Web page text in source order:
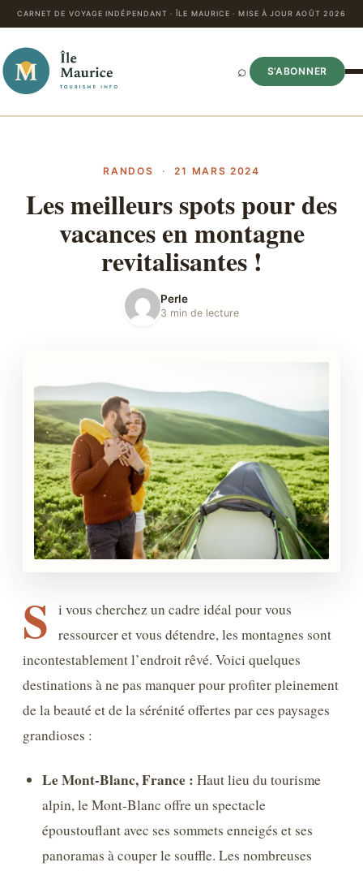
CARNET DE VOYAGE INDÉPENDANT · ÎLE MAURICE · MISE À JOUR AOÛT 2026
⌕ S’ABONNER
RANDOS · 21 MARS 2024
Les meilleurs spots pour des
vacances en montagne
revitalisantes !
Perle
3 min de lecture
S
i vous cherchez un cadre idéal pour vous
ressourcer et vous détendre, les montagnes sont
incontestablement l’endroit rêvé. Voici quelques
destinations à ne pas manquer pour profiter pleinement
de la beauté et de la sérénité offertes par ces paysages
grandioses :
Le Mont-Blanc, France : Haut lieu du tourisme
alpin, le Mont-Blanc offre un spectacle
époustouflant avec ses sommets enneigés et ses
panoramas à couper le souffle. Les nombreuses